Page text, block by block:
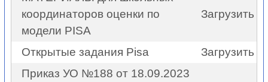
координаторов оценки по
модели PISA
Загрузить
Открытые задания Pisa
Загрузить
Приказ УО №188 от 18.09.2023